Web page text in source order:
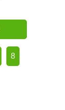
8